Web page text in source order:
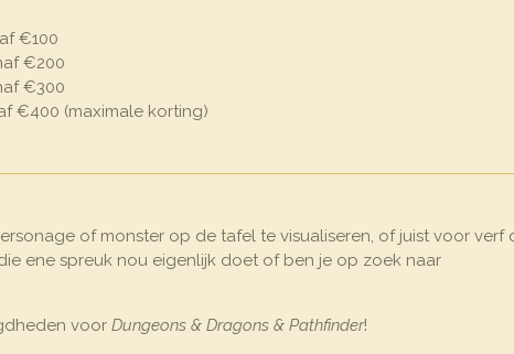
€100
€200
€300
€400 (maximale korting)
of monster op de tafel te visualiseren, of juist voor verf
ene spreuk nou eigenlijk doet of ben je op zoek naar
voor Dungeons & Dragons & Pathfinder!